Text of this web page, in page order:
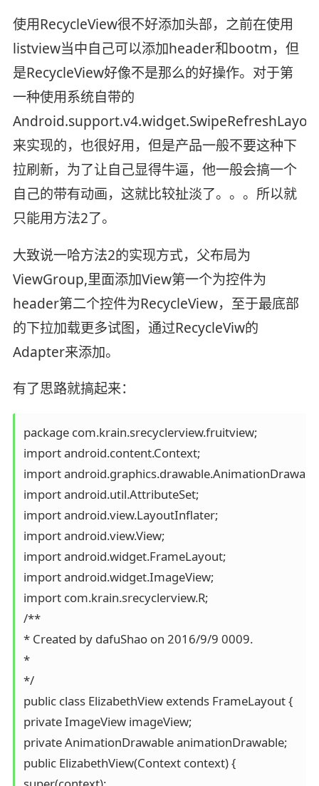
使用RecycleView很不好添加头部，之前在使用
listview当中自己可以添加header和bootm，但
是RecycleView好像不是那么的好操作。对于第
一种使用系统自带的
来实现的，也很好用，但是产品一般不要这种下
拉刷新，为了让自己显得牛逼，他一般会搞一个
自己的带有动画，这就比较扯淡了。。。所以就
只能用方法2了。
大致说一哈方法2的实现方式，父布局为
ViewGroup,里面添加View第一个为控件为
header第二个控件为RecycleView，至于最底部
的下拉加载更多试图，通过RecycleViw的
Adapter来添加。
有了思路就搞起来：
package com.krain.srecyclerview.fruitview;
import android.content.Context;
import
import android.util.AttributeSet;
import android.view.LayoutInflater;
import android.view.View;
import android.widget.FrameLayout;
import android.widget.ImageView;
import com.krain.srecyclerview.R;
/**
* Created by dafuShao on 2016/9/9 0009.
*
*/
public class ElizabethView extends FrameLayout {
private ImageView imageView;
private AnimationDrawable animationDrawable;
public ElizabethView(Context context) {